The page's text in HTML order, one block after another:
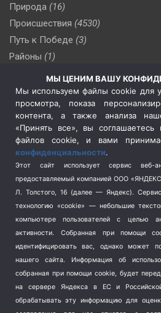
Природа (16)
Происшествия (4530)
Путь к Победе (3)
Районы (1)
(510)
Сельское хозяйство (3)
Социальная политика
(3)
Спецоперация в Украине
Спецоперация на Украине
(404)
Спорт (740)
Терроризм (1)
Транспорт (262)
Туризм (178)
Флот (76)
Школа и спорт (2)
Экология (8)
Экономика (1172)
МЫ ЦЕНИМ ВАШУ
Мы используем файлы cookie для
просмотра, показа
контента, а также анализа
«Принять все», вы соглашаетесь
файлов cookie, и вами
конфиденциальности.
Этот сайт использует сервис веб-
предоставляемый компанией ООО
Л. Толстого, 16 (далее — Яндекс).
технологию «cookie» — небольшие
компьютере пользователей с целью
активности.
Собранная при помощи
идентифицировать вас, однако может
нашего сайта. Информация об
собранная при помощи cookie, будет
на сервере Яндекса в ЕС и
обрабатывать эту информацию для